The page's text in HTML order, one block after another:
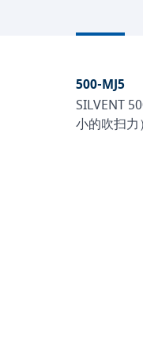
500-MJ5
SILVENT
小的吹扫力